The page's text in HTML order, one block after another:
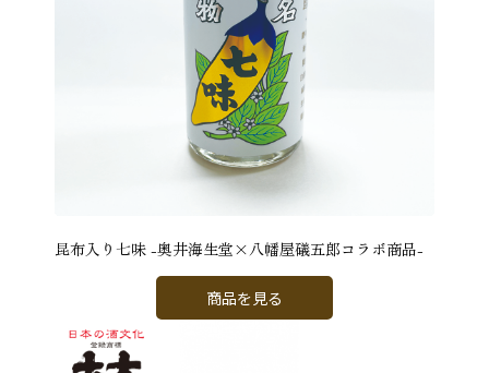
昆布入り七味 -奥井海生堂×八幡屋礒五郎コラボ商品-
商品を見る